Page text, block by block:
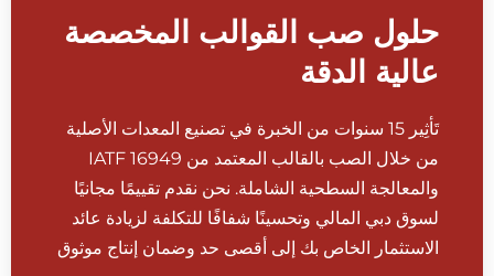
حلول صب القوالب المخصصة
عالية الدقة
تَأثِير 15 سنوات من الخبرة في تصنيع المعدات الأصلية
من خلال الصب بالقالب المعتمد من IATF 16949
والمعالجة السطحية الشاملة. نحن نقدم تقييمًا مجانيًا
لسوق دبي المالي وتحسينًا شفافًا للتكلفة لزيادة عائد
الاستثمار الخاص بك إلى أقصى حد وضمان إنتاج موثوق